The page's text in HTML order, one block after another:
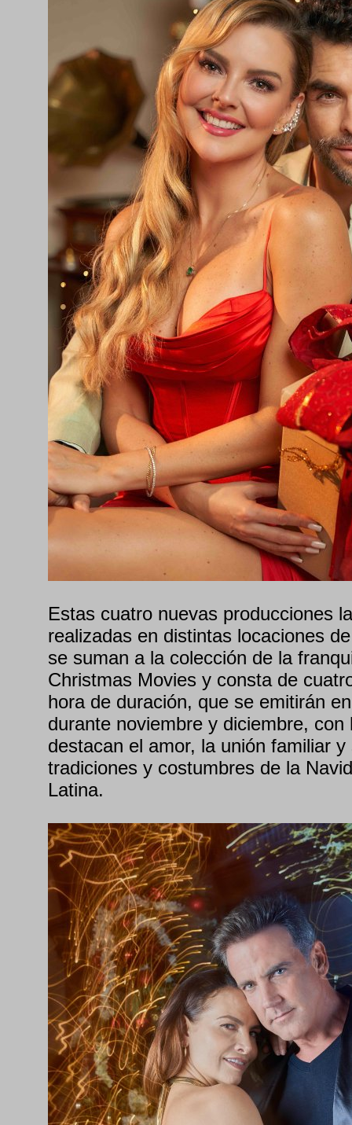
Estas cuatro nuevas producciones
realizadas en distintas locaciones
se suman a la colección de la
Christmas Movies y consta de
hora de duración, que se emitirán
durante noviembre y diciembre, con
destacan el amor, la unión familiar
tradiciones y costumbres de la
Latina.